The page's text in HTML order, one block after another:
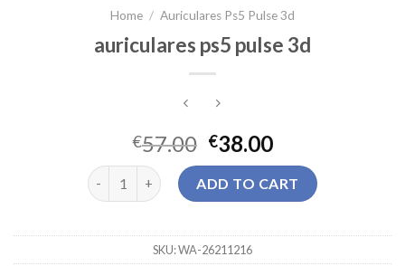
Home / Auriculares Ps5 Pulse 3d
auriculares ps5 pulse 3d
€57.00 €38.00
auriculares ps5 pulse 3d quantity
ADD TO CART
SKU:WA-26211216